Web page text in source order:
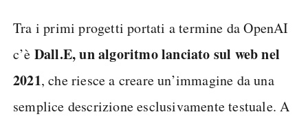
Tra i primi progetti portati a termine da OpenAI
c’è Dall.E, un algoritmo lanciato sul web nel
2021, che riesce a creare un’immagine da una
semplice descrizione esclusivamente testuale. A